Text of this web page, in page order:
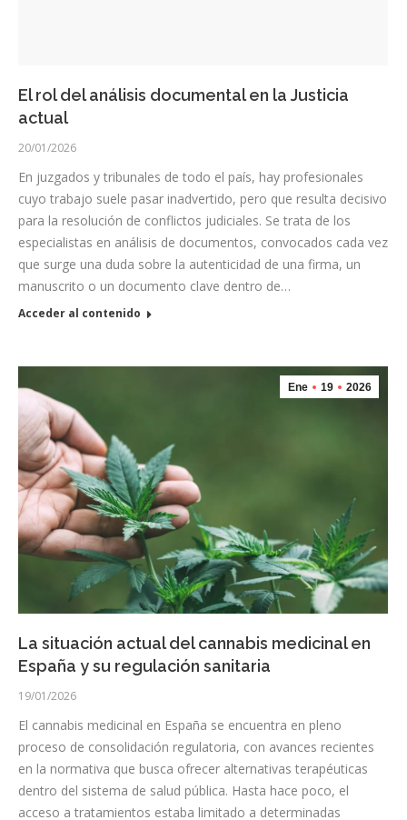
El rol del análisis documental en la Justicia
actual
20/01/2026
En juzgados y tribunales de todo el país, hay profesionales
cuyo trabajo suele pasar inadvertido, pero que resulta decisivo
para la resolución de conflictos judiciales. Se trata de los
especialistas en análisis de documentos, convocados cada vez
que surge una duda sobre la autenticidad de una firma, un
manuscrito o un documento clave dentro de…
Acceder al contenido
Ene 19 2026
La situación actual del cannabis medicinal en
España y su regulación sanitaria
19/01/2026
El cannabis medicinal en España se encuentra en pleno
proceso de consolidación regulatoria, con avances recientes
en la normativa que busca ofrecer alternativas terapéuticas
dentro del sistema de salud pública. Hasta hace poco, el
acceso a tratamientos estaba limitado a determinadas